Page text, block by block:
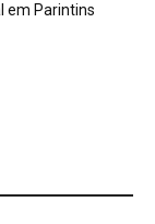
em Parintins